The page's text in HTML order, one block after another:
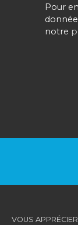
Pour
notre
VOUS